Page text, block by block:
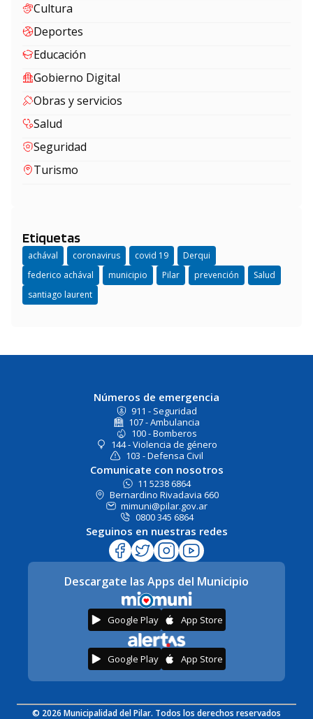
Cultura
Deportes
Educación
Gobierno Digital
Obras y servicios
Salud
Seguridad
Turismo
Etiquetas
achával coronavirus covid 19
Derqui
federico achával
municipio Pilar prevención
Salud
santiago laurent
Números de emergencia
911 - Seguridad
107 - Ambulancia
100 - Bomberos
144 - Violencia de género
103 - Defensa Civil
Comunicate con nosotros
11 5238 6864
Bernardino Rivadavia 660
mimuni@pilar.gov.ar
0800 345 6864
Seguinos en nuestras redes
Descargate las Apps del Municipio
Google Play App Store
Google Play App Store
© 2026 Municipalidad del Pilar. Todos los derechos reservados